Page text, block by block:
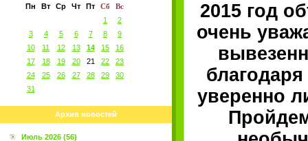
Пн
Вт Ср Чт Пт Сб
Вс
1
2
3
4 5 6 7 8
9
10
11 12 13 14 15
16
17
18 19 20 21 22
23
24
25 26 27 28 29
30
31
Архив новостей
Июль 2026 (56)
2015 год
очень
уверенно